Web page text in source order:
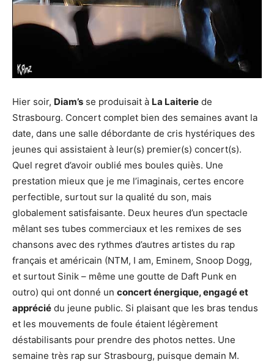
Hier soir, Diam’s se produisait à La Laiterie de
Strasbourg. Concert complet bien des semaines avant la
date, dans une salle débordante de cris hystériques des
jeunes qui assistaient à leur(s) premier(s) concert(s).
Quel regret d’avoir oublié mes boules quiès. Une
prestation mieux que je me l’imaginais, certes encore
perfectible, surtout sur la qualité du son, mais
globalement satisfaisante. Deux heures d’un spectacle
mêlant ses tubes commerciaux et les remixes de ses
chansons avec des rythmes d’autres artistes du rap
français et américain (NTM, I am, Eminem, Snoop Dogg,
et surtout Sinik – même une goutte de Daft Punk en
outro) qui ont donné un concert énergique, engagé et
apprécié du jeune public. Si plaisant que les bras tendus
et les mouvements de foule étaient légèrement
déstabilisants pour prendre des photos nettes. Une
semaine très rap sur Strasbourg, puisque demain M.